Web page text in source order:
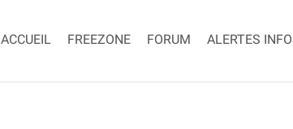
ACCUEIL FREEZONE FORUM ALERTES